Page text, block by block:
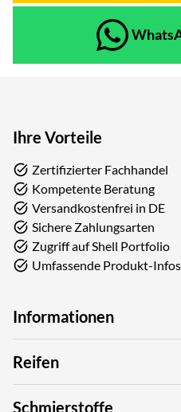
Ihre Vorteile
Zertifizierter Fachhandel
Kompetente Beratung
Versandkostenfrei in DE
Sichere Zahlungsarten
Zugriff auf Shell Portfolio
Umfassende Produkt-Infos
Informationen
Reifen
Schmierstoffe